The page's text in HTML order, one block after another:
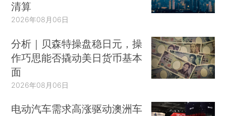
清算
2026年08月06日
分析｜贝森特操盘稳日元，操
作巧思能否撬动美日货币基本
面
2026年08月06日
电动汽车需求高涨驱动澳洲车